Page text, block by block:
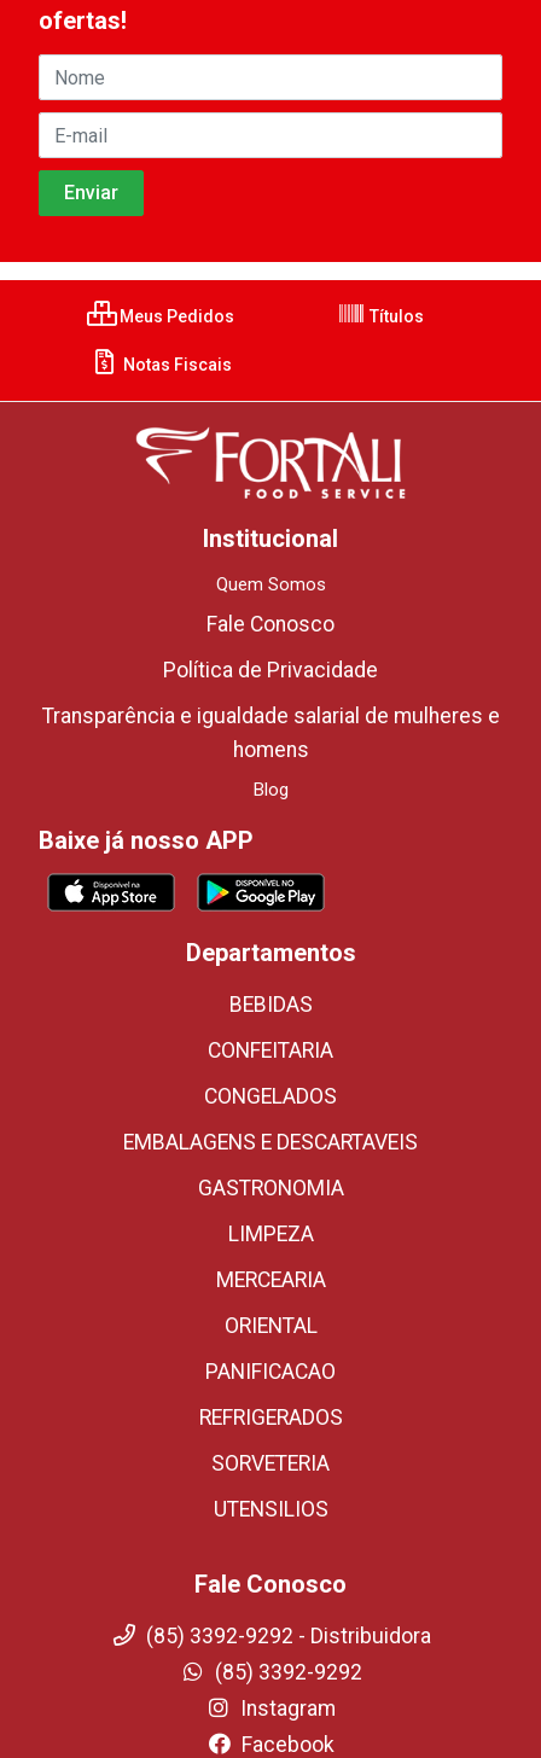
ofertas!
Meus Pedidos Títulos
Notas Fiscais
Institucional
Quem Somos
Fale Conosco
Política de Privacidade
Transparência e igualdade salarial de mulheres e
homens
Blog
Baixe já nosso APP
Departamentos
BEBIDAS
CONFEITARIA
CONGELADOS
EMBALAGENS E DESCARTAVEIS
GASTRONOMIA
LIMPEZA
MERCEARIA
ORIENTAL
PANIFICACAO
REFRIGERADOS
SORVETERIA
UTENSILIOS
Fale Conosco
(85) 3392-9292 - Distribuidora
(85) 3392-9292
Instagram
Facebook